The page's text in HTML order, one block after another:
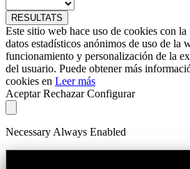
RESULTATS
Este sitio web hace uso de cookies con
datos estadísticos anónimos de uso de la
funcionamiento y personalización de la
del usuario. Puede obtener más
cookies en Leer más
Aceptar Rechazar Configurar
Necessary Always Enabled